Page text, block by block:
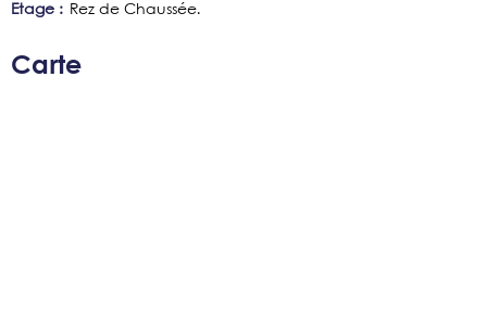
Etage : Rez de Chaussée
Carte